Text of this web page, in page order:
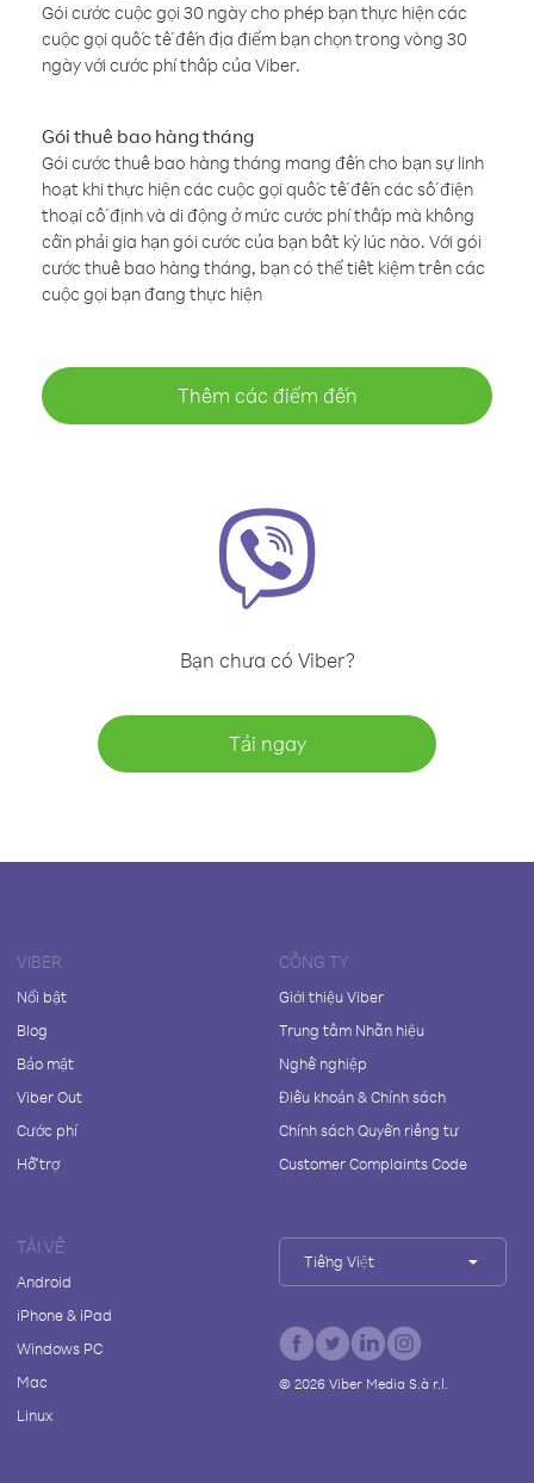
Gói cước cuộc gọi 30 ngày cho phép bạn thực hiện các
cuộc gọi quốc tế đến địa điểm bạn chọn trong vòng 30
ngày với cước phí thấp của Viber.
Gói thuê bao hàng tháng
Gói cước thuê bao hàng tháng mang đến cho bạn sự linh
hoạt khi thực hiện các cuộc gọi quốc tế đến các số điện
thoại cố định và di động ở mức cước phí thấp mà không
cần phải gia hạn gói cước của bạn bất kỳ lúc nào. Với gói
cước thuê bao hàng tháng, bạn có thể tiết kiệm trên các
cuộc gọi bạn đang thực hiện
Thêm các điểm đến
Bạn chưa có Viber?
Tải ngay
VIBER
Nổi bật
Blog
Bảo mật
Viber Out
Cước phí
Hỗ trợ
CÔNG TY
Giới thiệu Viber
Trung tâm Nhãn hiệu
Nghề nghiệp
Điều khoản & Chính sách
Chính sách Quyền riêng tư
Customer Complaints Code
TẢI VỀ
Android
iPhone & iPad
Windows PC
Mac
Linux
Tiếng Việt
© 2026Viber Media S.à r.l.